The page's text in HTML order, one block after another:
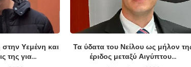
Υεμένη και
της για...
Τα ύδατα του Νείλου ως μήλον
έριδος μεταξύ Αιγύπτου...